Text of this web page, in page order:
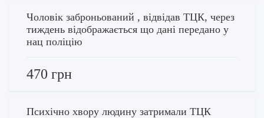
Чоловік заброньований , відвідав ТЦК, через
тиждень відображається що дані передано у
нац поліцію
470 грн
Психічно хвору людину затримали ТЦК